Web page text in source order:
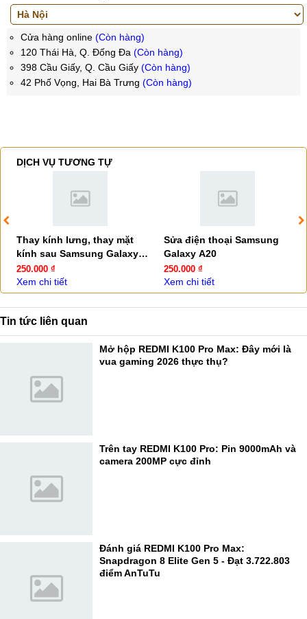
Cửa hàng online (Còn hàng)
120 Thái Hà, Q. Đống Đa (Còn hàng)
398 Cầu Giấy, Q. Cầu Giấy (Còn hàng)
42 Phố Vọng, Hai Bà Trưng (Còn hàng)
DỊCH VỤ TƯƠNG TỰ
Thay kính lưng, thay mặt
kính sau Samsung Galaxy
A20
250.000 ₫
Xem chi tiết
Sửa điện thoại Samsung
Galaxy A20
250.000 ₫
Xem chi tiết
Tin tức liên quan
Mở hộp REDMI K100 Pro Max: Đây mới là
vua gaming 2026 thực thụ?
Trên tay REDMI K100 Pro: Pin 9000mAh và
camera 200MP cực đỉnh
Đánh giá REDMI K100 Pro Max:
Snapdragon 8 Elite Gen 5 - Đạt 3.722.803
điểm AnTuTu